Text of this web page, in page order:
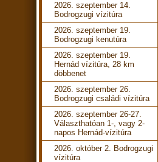
2026. szeptember 14.
Bodrogzugi vízitúra
2026. szeptember 19.
Bodrogzugi kenutúra
2026. szeptember 19.
Hernád vízitúra, 28 km
döbbenet
2026. szeptember 26.
Bodrogzugi családi vízitúra
2026. szeptember 26-27.
Választhatóan 1-, vagy 2-
napos Hernád-vízitúra
2026. október 2. Bodrogzugi
vízitúra